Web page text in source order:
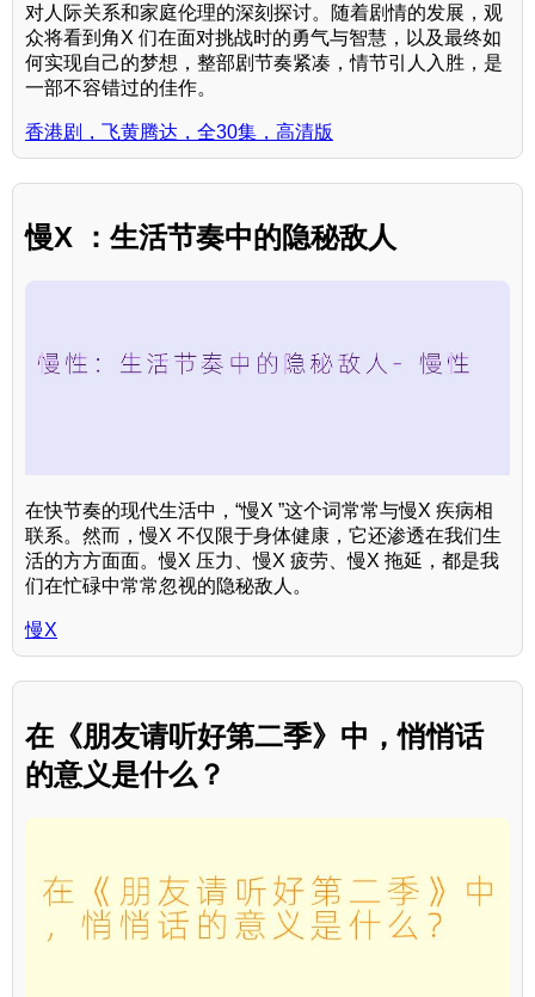
对人际关系和家庭伦理的深刻探讨。随着剧情的发展，观
众将看到角X 们在面对挑战时的勇气与智慧，以及最终如
何实现自己的梦想，整部剧节奏紧凑，情节引人入胜，是
一部不容错过的佳作。
香港剧，飞黄腾达，全30集，高清版
慢X ：生活节奏中的隐秘敌人
在快节奏的现代生活中，“慢X ”这个词常常与慢X 疾病相
联系。然而，慢X 不仅限于身体健康，它还渗透在我们生
活的方方面面。慢X 压力、慢X 疲劳、慢X 拖延，都是我
们在忙碌中常常忽视的隐秘敌人。
慢X
在《朋友请听好第二季》中，悄悄话
的意义是什么？